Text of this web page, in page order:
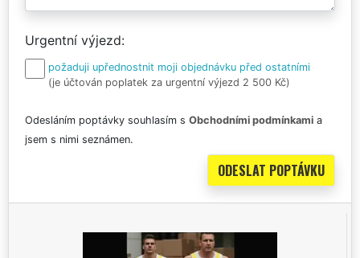
Urgentní výjezd
požaduji upřednostnit moji objednávku před ostatními
(je účtován poplatek za urgentní výjezd 2 500 Kč)
Odesláním poptávky souhlasím s Obchodními podmínkami a
jsem s nimi seznámen.